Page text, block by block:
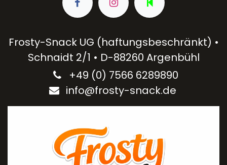
Frosty-Snack UG (haftungsbeschränkt) •
Schnaidt 2/1 • D-88260 Argenbühl
+49 (0) 7566 6289890​
info@frosty-snack.de